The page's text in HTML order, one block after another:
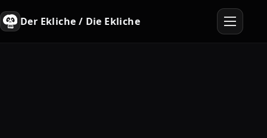
Der Ekliche / Die Ekliche